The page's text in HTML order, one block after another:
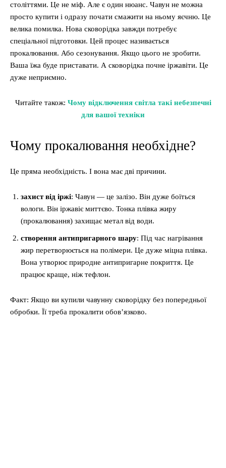
століттями. Це не міф. Але є один нюанс. Чавун не можна
просто купити і одразу почати смажити на ньому яєчню. Це
велика помилка. Нова сковорідка завжди потребує
спеціальної підготовки. Цей процес називається
прокалювання. Або сезонування. Якщо цього не зробити.
Ваша їжа буде приставати. А сковорідка почне іржавіти. Це
дуже неприємно.
Читайте також: Чому відключення світла такі небезпечні
для вашої техніки
Чому прокалювання необхідне?
Це пряма необхідність. І вона має дві причини.
захист від іржі: Чавун — це залізо. Він дуже боїться
вологи. Він іржавіє миттєво. Тонка плівка жиру
(прокалювання) захищає метал від води.
створення антипригарного шару: Під час нагрівання
жир перетворюється на полімери. Це дуже міцна плівка.
Вона утворює природне антипригарне покриття. Це
працює краще, ніж тефлон.
Факт: Якщо ви купили чавунну сковорідку без попередньої
обробки. Її треба прокалити обов’язково.